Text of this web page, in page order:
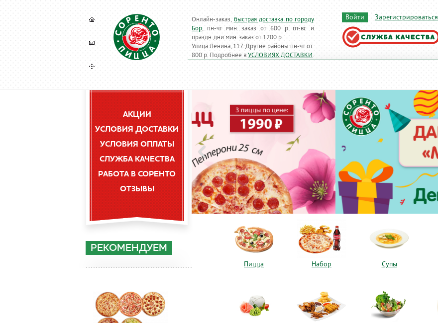
Пицца Набор Супы
РЕКОМЕНДУЕМ
Онлайн-заказ, быстрая доставка по городу
Бор, пн-чт мин. заказ от 600 р. пт-вс и
праздн.дни мин. заказ от 1200 р.
Улица Ленина, 117. Другие районы пн-чтот
800 р. Подробнее вУСЛОВИЯХ ДОСТАВКИ.
Войти Зарегистрироваться
АКЦИИ
УСЛОВИЯ ДОСТАВКИ
УСЛОВИЯ ОПЛАТЫ
СЛУЖБА КАЧЕСТВА
РАБОТА В СОРЕНТО
ОТЗЫВЫ